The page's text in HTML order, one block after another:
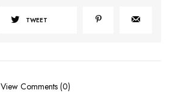
TWEET
View Comments (0)